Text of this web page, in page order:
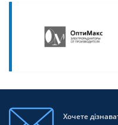
Хочете